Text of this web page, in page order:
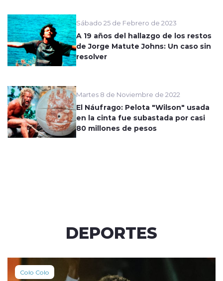
Sábado 25 de Febrero de 2023
A 19 años del hallazgo de los restos
de Jorge Matute Johns: Un caso sin
resolver
Martes 8 de Noviembre de 2022
El Náufrago: Pelota "Wilson" usada
en la cinta fue subastada por casi
80 millones de pesos
DEPORTES
Colo Colo